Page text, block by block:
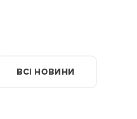
ВСІ НОВИНИ